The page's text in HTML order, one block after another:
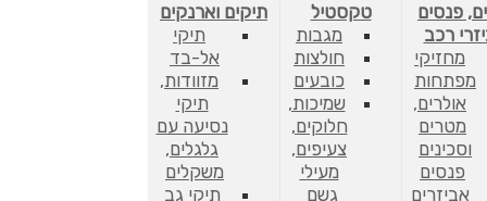
פנסים
רכב
מחזיקי
מפתחות
אולרים,
מטרים
וסכינים
פנסים
אביזרים
טקסטיל
מגבות
חולצות
כובעים
שמיכות,
חלוקים,
צעיפים,
מעילי
גשם
תיקים וארנקים
תיקי
אל-בד
מזוודות,
תיקי
נסיעה עם
גלגלים,
משקלים
תיקי גב